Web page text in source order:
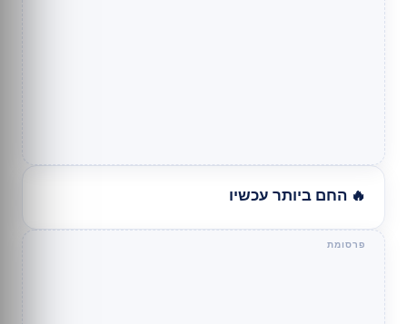
🔥 החם ביותר עכשיו